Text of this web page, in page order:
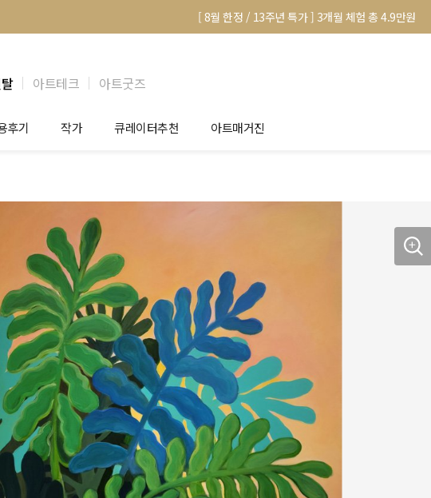
[ 8월 한정 / 13주년 특가 ] 3개월 체험 총 4.9만원
아트테크 아트굿즈
후기
고객
작가
작가공모
큐레이터추천
작품선택 Tip
테마별 추천
아트매거진
미술 이야기